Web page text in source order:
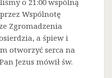
o 21:00 wspólną
Wspólnotę
Zgromadzenia
a śpiew i
otworzyć serca na
Jezus mówił św.